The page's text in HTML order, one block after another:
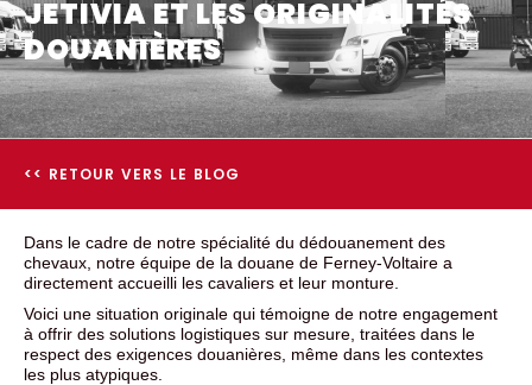
JETIVIA ET LES ORIGINALITÉS
DOUANIÈRES
<< RETOUR VERS LE BLOG
Dans le cadre de notre spécialité du dédouanement des
chevaux, notre équipe de la douane de Ferney-Voltaire a
directement accueilli les cavaliers et leur monture.
Voici une situation originale qui témoigne de notre engagement
à offrir des solutions logistiques sur mesure, traitées dans le
respect des exigences douanières, même dans les contextes
les plus atypiques.